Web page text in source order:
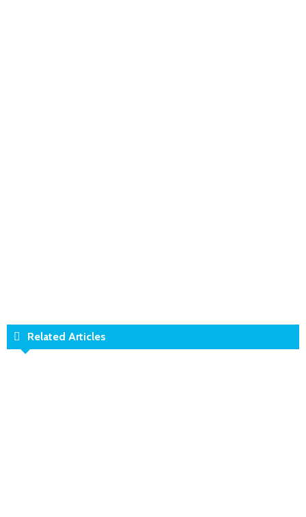
Related Articles